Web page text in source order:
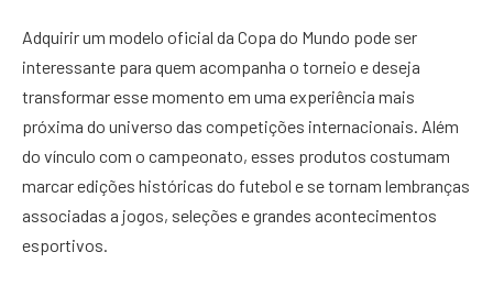
Adquirir um modelo oficial da Copa do Mundo pode ser
interessante para quem acompanha o torneio e deseja
transformar esse momento em uma experiência mais
próxima do universo das competições internacionais. Além
do vínculo com o campeonato, esses produtos costumam
marcar edições históricas do futebol e se tornam lembranças
associadas a jogos, seleções e grandes acontecimentos
esportivos.